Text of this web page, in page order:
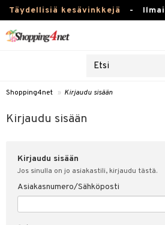
Täydellisiä kesävinkkejä -
Piilolinssit
Luontaistuotteet
Fitness
Koti & Sisustus
Lelut, Lapsi & Vauva
Shopping4net » Kirjaudu sisään
Kirjaudu sisään
Kirjaudu sisään
Jos sinulla on jo asiakastili, kirjaudu tästä.
Asiakasnumero/Sähköposti
sisään
& vastauksia